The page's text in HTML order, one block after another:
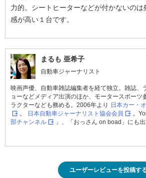
力的。シートヒーターなどが付かないの
感が高い１台です。
まるも 亜希子
自動車ジャーナリスト
映画声優、自動車雑誌編集者を経て独立。雑誌、
ョーなどメディア出演のほか、モータースポーツ
ラクターなども務める。2006年より
日本カー・
。
日本自動車ジャーナリスト協会会員 。
部チャンネル
」、「おっさん on boad」にも出
ユーザーレビューを投稿す